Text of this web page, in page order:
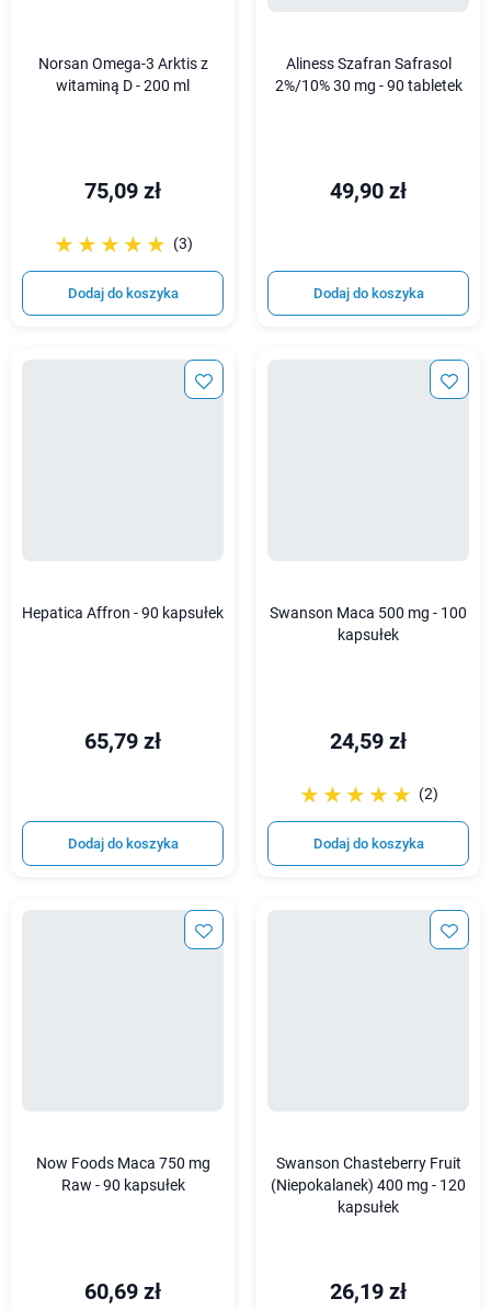
Norsan Omega-3 Arktis z
witaminą D - 200 ml
75,09 zł
☆☆☆☆☆
★★★★★ (3)
Dodaj do koszyka
Aliness Szafran Safrasol
2%/10% 30 mg - 90 tabletek
49,90 zł
Dodaj do koszyka
Hepatica Affron - 90 kapsułek
65,79 zł
Dodaj do koszyka
Swanson Maca 500 mg - 100
kapsułek
24,59 zł
☆☆☆☆☆
★★★★★ (2)
Dodaj do koszyka
Now Foods Maca 750 mg
Raw - 90 kapsułek
60,69 zł
Swanson Chasteberry Fruit
(Niepokalanek) 400 mg - 120
kapsułek
26,19 zł